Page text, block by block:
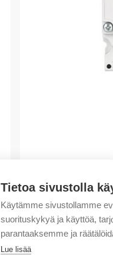
Tietoa sivustolla
Käytämme sivustollamme
suorituskykyä ja käyttöä,
parantaaksemme ja
Lue lisääTuotteita